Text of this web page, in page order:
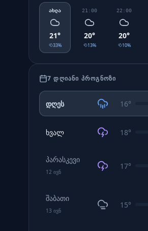
ახლა
21°
33%
21:00
20°
13%
22:00
20°
10%
7 ᲓᲦᲘᲐᲜᲘ ᲞᲠᲝᲒᲜᲝᲖᲘ
დღეს 16°
ხვალ 18°
პარასკევი
12 ივნ
17°
შაბათი
13 ივნ
15°